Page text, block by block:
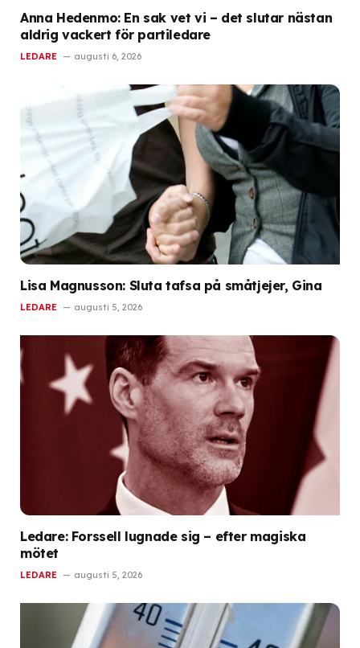
Anna Hedenmo: En sak vet vi – det slutar nästan
aldrig vackert för partiledare
LEDARE augusti 6, 2026
Lisa Magnusson: Sluta tafsa på småtjejer, Gina
LEDARE augusti 5, 2026
Ledare: Forssell lugnade sig – efter magiska
mötet
LEDARE augusti 5, 2026